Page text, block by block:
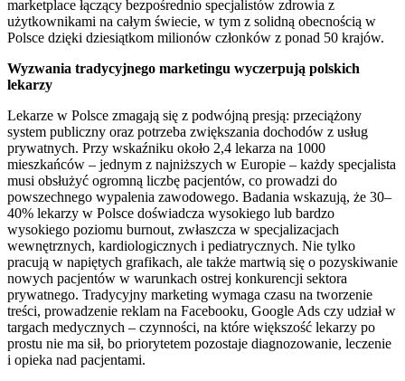
marketplace łączący bezpośrednio specjalistów zdrowia z
użytkownikami na całym świecie, w tym z solidną obecnością w
Polsce dzięki dziesiątkom milionów członków z ponad 50 krajów.
Wyzwania tradycyjnego marketingu wyczerpują polskich
lekarzy
Lekarze w Polsce zmagają się z podwójną presją: przeciążony
system publiczny oraz potrzeba zwiększania dochodów z usług
prywatnych. Przy wskaźniku około 2,4 lekarza na 1000
mieszkańców – jednym z najniższych w Europie – każdy specjalista
musi obsłużyć ogromną liczbę pacjentów, co prowadzi do
powszechnego wypalenia zawodowego. Badania wskazują, że 30–
40% lekarzy w Polsce doświadcza wysokiego lub bardzo
wysokiego poziomu burnout, zwłaszcza w specjalizacjach
wewnętrznych, kardiologicznych i pediatrycznych. Nie tylko
pracują w napiętych grafikach, ale także martwią się o pozyskiwanie
nowych pacjentów w warunkach ostrej konkurencji sektora
prywatnego. Tradycyjny marketing wymaga czasu na tworzenie
treści, prowadzenie reklam na Facebooku, Google Ads czy udział w
targach medycznych – czynności, na które większość lekarzy po
prostu nie ma sił, bo priorytetem pozostaje diagnozowanie, leczenie
i opieka nad pacjentami.